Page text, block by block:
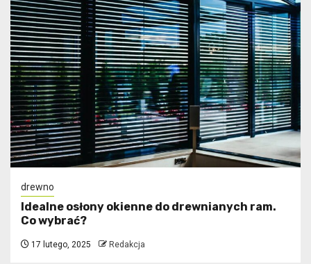
drewno
Idealne osłony okienne do drewnianych ram.
Co wybrać?
17 lutego, 2025 Redakcja